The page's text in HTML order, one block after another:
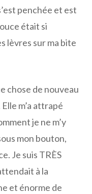
penchée et est
était si
lèvres sur ma bite
chose de nouveau
m’a attrapé
je ne m’y
mon bouton,
Je suis TRÈS
à la
et énorme de